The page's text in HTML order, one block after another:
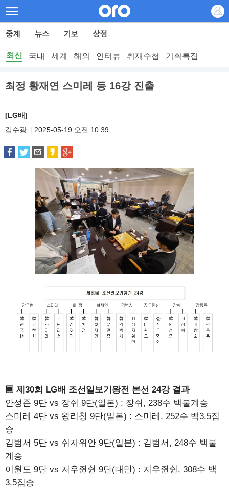
최신 국내 세계 해외 인터뷰 취재수첩 기획특집
최정 황재연 스미레 등 16강 진출
[LG배]
김수광
2025-05-19 오전 10:39
▣ 제30회 LG배 조선일보기왕전 본선 24강 결과
안성준 9단 vs 장쉬 9단(일본) : 장쉬, 238수 백불계승
스미레 4단 vs 왕리청 9단(일본) : 스미레, 252수 백3.5집
승
김범서 5단 vs 쉬자위안 9단(일본) : 김범서, 248수 백불
계승
이원도 9단 vs 저우쥔쉰 9단(대만) : 저우쥔쉰, 308수 백
3.5집승